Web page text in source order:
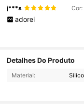
j***s Cor:
adorei
Detalhes Do Produto
Material: